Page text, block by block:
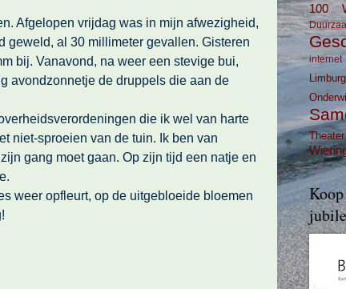
Afgelopen vrijdag was in mijn afwezigheid,
geweld, al 30 millimeter gevallen. Gisteren
bij. Vanavond, na weer een stevige bui,
avondzonnetje de druppels die aan de
die ik wel van harte
niet-sproeien van de tuin. Ik ben van
gang moet gaan. Op zijn tijd een natje en
weer opfleurt, op de uitgebloeide bloemen
100
internet
Limburg
Theater